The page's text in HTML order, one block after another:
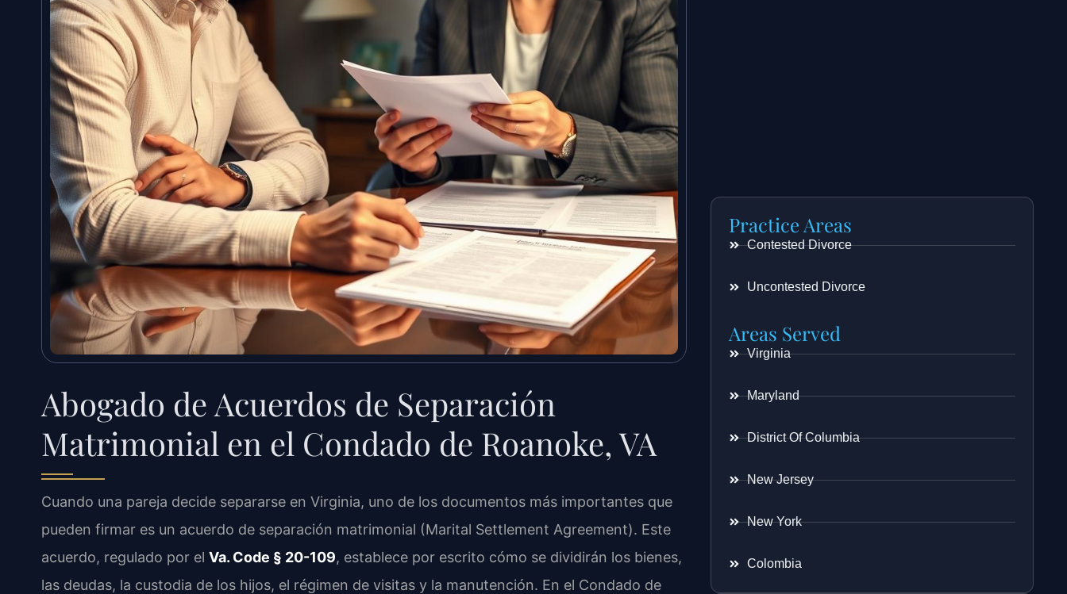
Abogado de Acuerdos de Separación
Matrimonial en el Condado de Roanoke, VA
Cuando una pareja decide separarse en Virginia, uno de los documentos más importantes que
pueden firmar es un acuerdo de separación matrimonial (Marital Settlement Agreement). Este
acuerdo, regulado por el Va. Code § 20-109, establece por escrito cómo se dividirán los bienes,
las deudas, la custodia de los hijos, el régimen de visitas y la manutención. En el Condado de
Practice Areas
Contested Divorce
Uncontested Divorce
Areas Served
Virginia
Maryland
District Of Columbia
New Jersey
New York
Colombia